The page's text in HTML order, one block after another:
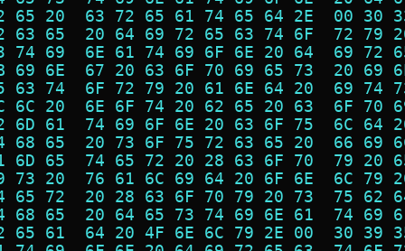
65 20  63 72 65 61 74 65 64 2E  00
63 65  20 64 69 72 65 63 74 6F  72
74 69  6E 61 74 69 6F 6E 20 64  69
69 6E  67 20 63 6F 70 69 65 73  20
63 74  6F 72 79 20 61 6E 64 20  69
6C 20  6E 6F 74 20 62 65 20 63  6F
6D 61  74 69 6F 6E 20 63 6F 75  6C
68 65  20 73 6F 75 72 63 65 20  66
6D 65  74 65 72 20 28 63 6F 70  79
73 20  76 61 6C 69 64 20 6F 6E  6C
65 72  20 28 63 6F 70 79 20 73  75
68 65  20 64 65 73 74 69 6E 61  74
65 61  64 20 4F 6E 6C 79 2E 00  30